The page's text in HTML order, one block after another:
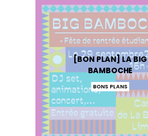
[BON PLAN] LA BIG
BAMBOCHE
BONS PLANS